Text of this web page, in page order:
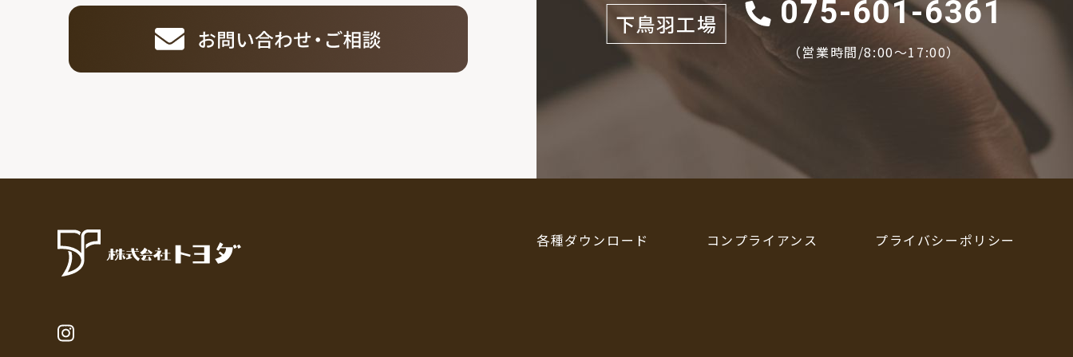
下鳥羽工場 075-601-6361
（営業時間/8:00〜17:00）
各種ダウンロード コンプライアンス プライバシーポリシー